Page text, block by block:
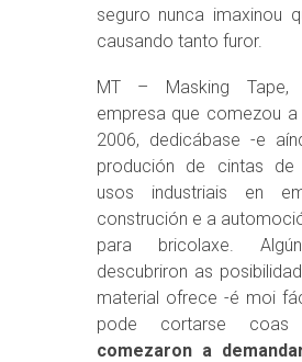
seguro nunca imaxinou
causando tanto furor.
MT – Masking Tape,
empresa que comezou
2006, dedicábase -e
produción de cintas
usos industriais en
construción e a
para bricolaxe.
descubriron as
material ofrece -é moi
pode cortarse
comezaron a